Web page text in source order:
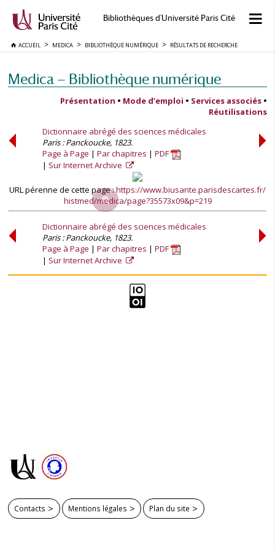
Bibliothèques d'Université Paris Cité
ACCUEIL MEDICA BIBLIOTHÈQUE NUMÉRIQUE RÉSULTATS DE RECHERCHE
Medica — Bibliothèque numérique
Présentation • Mode d’emploi • Services associés •
Réutilisations
Dictionnaire abrégé des sciences médicales
Paris : Panckoucke, 1823.
Page à Page
Par chapitres
PDF
Sur Internet Archive
URL pérenne de cette page :https://www.biusante.parisdescartes.fr/
histmed/medica/page?35573x09&p=219
Dictionnaire abrégé des sciences médicales
Paris : Panckoucke, 1823.
Page à Page
Par chapitres
PDF
Sur Internet Archive
Contacts Mentions légales Plan du site